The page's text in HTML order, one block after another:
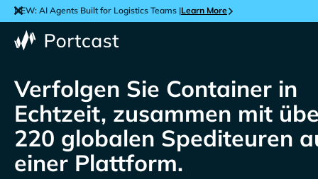
NEW: AI Agents Built for Logistics Teams |Learn More
Verfolgen Sie Container in
Echtzeit, zusammen mit
220 globalen Spediteuren
einer Plattform.